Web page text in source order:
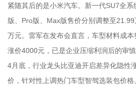
紧随其后的是小米汽车。新一代SU7全
版、Pro版、Max版售价分别调整至
万元。雷军在发布会直言，车型材料成
涨价4000元，已是企业压缩利润后的审慎
4月底，行业龙头比亚迪开启差异化隐性
价，针对性上调热门车型智驾选装包价格